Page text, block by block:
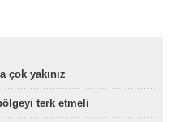
çok yakınız
terk etmeli